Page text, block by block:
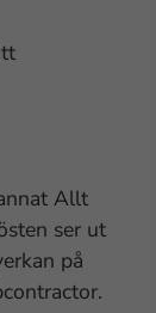
Allt
ser ut
på